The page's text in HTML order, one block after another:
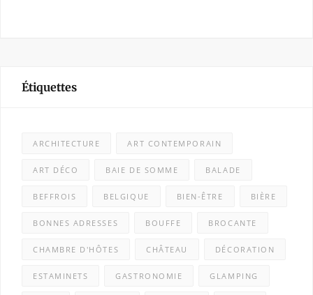
Étiquettes
ARCHITECTURE ART CONTEMPORAIN
ART DÉCO BAIE DE SOMME BALADE
BEFFROIS BELGIQUE BIEN-ÊTRE BIÈRE
BONNES ADRESSES BOUFFE BROCANTE
CHAMBRE D'HÔTES CHÂTEAU DÉCORATION
ESTAMINETS GASTRONOMIE GLAMPING